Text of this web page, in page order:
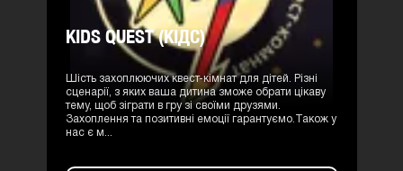
KIDS QUEST (КІДС)
Шість захоплюючих квест-кімнат для дітей. Різні
сценарії, з яких ваша дитина зможе обрати цікаву
тему, щоб зіграти в гру зі своїми друзями.
Захоплення та позитивні емоції гарантуємо.Також у
нас є м...